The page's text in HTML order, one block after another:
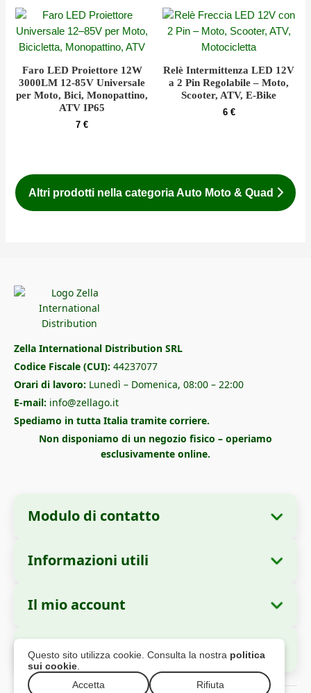
Questo sito utilizza cookie. Consulta la nostra politica
sui cookie
Accetta
Rifiuta
Faro LED Proiettore 12W
3000LM 12-85V Universale
per Moto, Bici, Monopattino,
ATV IP65
7€
Relè Intermittenza LED 12V
a 2 Pin Regolabile – Moto,
Scooter, ATV, E-Bike
6 €
Altri prodotti nella categoria Auto Moto & Quad
Zella International Distribution SRL
Codice Fiscale (CUI): 44237077
Orari di lavoro: Lunedì – Domenica, 08:00 – 22:00
E-mail: info@zellago.it
Spediamo in tutta Italia tramite corriere.
Non disponiamo di un negozio fisico – operiamo
esclusivamente online.
Modulo di contatto
Ragione sociale:
Distribution SRL
Sede legale:Strada Cuza Vodă nr. 97, Sector
4, București, 040283, Romania
Codice Fiscale (CUI):44237077
Informazioni utili
Come ordinare
Metodi di pagamento
Informazioni sulla spedizione
Politica di reso
Il mio account
I miei ordini
Dati personali
Indirizzi
Pagamento Sicuro